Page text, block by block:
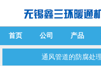
首页 公司 产品
通风管道的防腐处